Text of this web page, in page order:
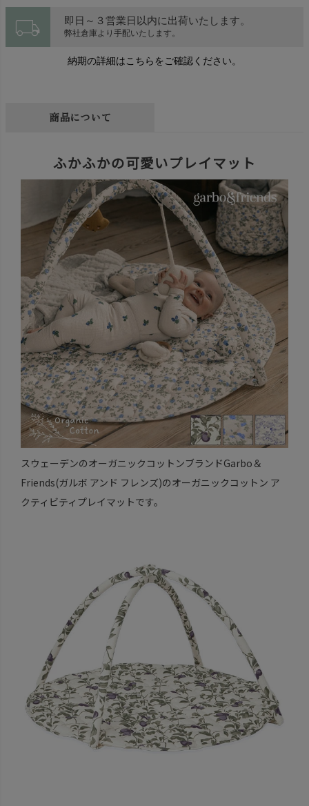
local_shipping 即日～３営業日以内に出荷いたします。
弊社倉庫より手配いたします。
納期の詳細はこちらをご確認ください。
商品について
ふかふかの可愛いプレイマット
スウェーデンのオーガニックコットンブランドGarbo＆
Friends(ガルボ アンド フレンズ)のオーガニックコットン ア
クティビティプレイマットです。